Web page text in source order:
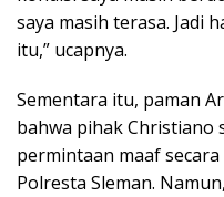
saya masih terasa. Jadi
itu,” ucapnya.
Sementara itu, paman
bahwa pihak Christiano
permintaan maaf
Polresta Sleman.